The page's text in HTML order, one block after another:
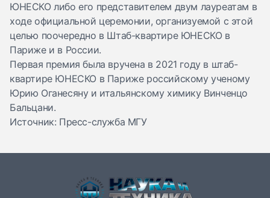
ЮНЕСКО либо его представителем двум лауреатам в
ходе официальной церемонии, организуемой с этой
целью поочередно в Штаб-квартире ЮНЕСКО в
Париже и в России.
Первая премия была вручена в 2021 году в штаб-
квартире ЮНЕСКО в Париже российскому ученому
Юрию Оганесяну и итальянскому химику Винченцо
Бальцани.
Источник: Пресс-служба МГУ